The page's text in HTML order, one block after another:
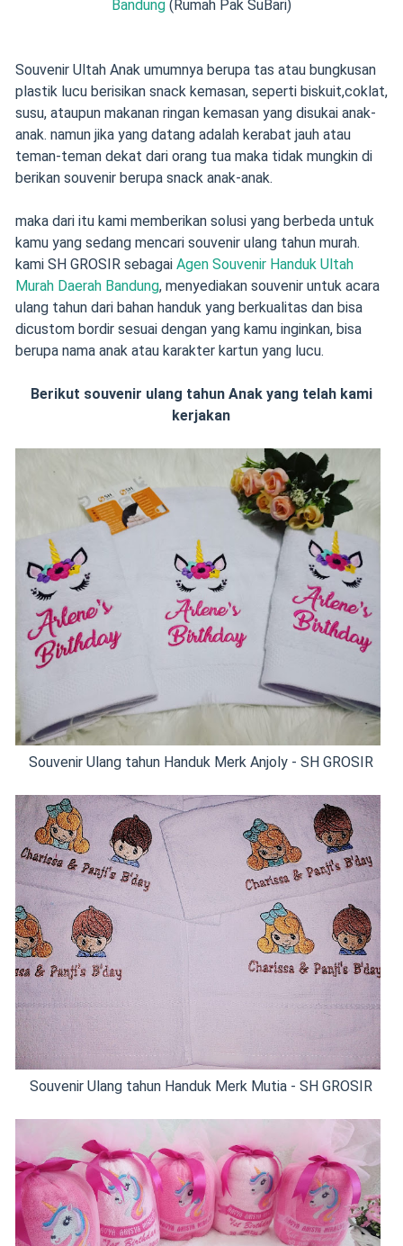
Bandung(Rumah Pak SuBari)
Souvenir Ultah Anak umumnya berupa tas atau bungkusan
plastik lucu berisikan snack kemasan, seperti biskuit,coklat,
susu, ataupun makanan ringan kemasan yang disukai anak-
anak. namun jika yang datang adalah kerabat jauh atau
teman-teman dekat dari orang tua maka tidak mungkin di
berikan souvenir berupa snack anak-anak.
maka dari itu kami memberikan solusi yang berbeda untuk
kamu yang sedang mencari souvenir ulang tahun murah.
kami SH GROSIR sebagai Agen Souvenir Handuk Ultah
Murah Daerah Bandung, menyediakan souvenir untuk acara
ulang tahun dari bahan handuk yang berkualitas dan bisa
dicustom bordir sesuai dengan yang kamu inginkan, bisa
berupa nama anak atau karakter kartun yang lucu.
Berikut souvenir ulang tahun Anak yang telah kami
kerjakan
Souvenir Ulang tahun Handuk Merk Anjoly - SH GROSIR
Souvenir Ulang tahun Handuk Merk Mutia - SH GROSIR